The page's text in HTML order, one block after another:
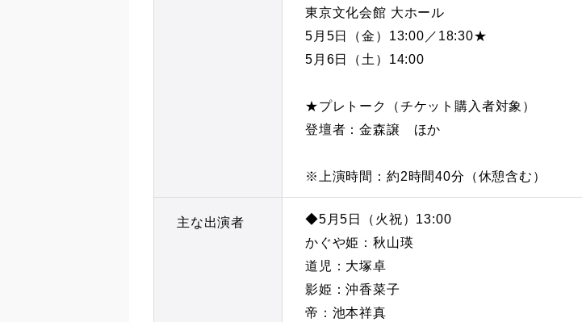
東京文化会館 大ホール
5月5日（金）13:00／18:30★
5月6日（土）14:00
★プレトーク（チケット購入者対象）
登壇者：金森譲 ほか
※上演時間：約2時間40分（休憩含む）
主な出演者
◆5月5日（火祝）13:00
かぐや姫：秋山瑛
道児：大塚卓
影姫：沖香菜子
帝：池本祥真